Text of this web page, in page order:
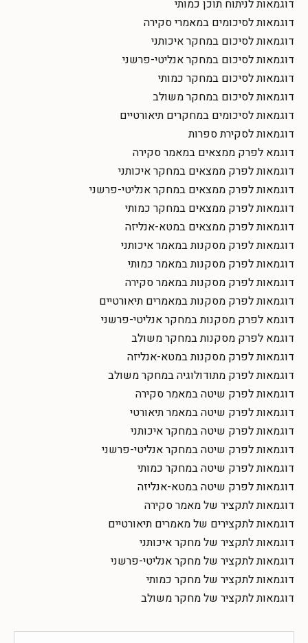
דוגמאות לניתוח תוכן כמותי
דוגמאות לסיכומים במאמרי סקירה
דוגמאות לסיכום במחקר איכותני
דוגמאות לסיכום במחקר אנליטי-פרשני
דוגמאות לסיכום במחקר כמותי
דוגמאות לסיכום במחקר משולב
דוגמאות לסיכומים במחקרים תיאורטיים
דוגמאות לסקירת ספרות
דוגמא לפרק ממצאים במאמר סקירה
דוגמאות לפרק ממצאים במחקר איכותני
דוגמאות לפרק ממצאים במחקר אנליטי-פרשני
דוגמאות לפרק ממצאים במחקר כמותי
דוגמאות לפרק ממצאים במטא-אנליזה
דוגמאות לפרק מסקנות במאמר איכותני
דוגמאות לפרק מסקנות במאמר כמותי
דוגמאות לפרק מסקנות במאמר סקירה
דוגמאות לפרק מסקנות במאמרים תיאורטיים
דוגמא לפרק מסקנות במחקר אנליטי-פרשני
דוגמא לפרק מסקנות במחקר משולב
דוגמאות לפרק מסקנות במטא-אנליזה
דוגמאות לפרק מתודולוגיה במחקר משולב
דוגמאות לפרק שיטה במאמר סקירה
דוגמאות לפרק שיטה במאמר תיאורטי
דוגמאות לפרק שיטה במחקר איכותני
דוגמאות לפרק שיטה במחקר אנליטי-פרשני
דוגמאות לפרק שיטה במחקר כמותי
דוגמאות לפרק שיטה במטא-אנליזה
דוגמאות לתקציר של מאמר סקירה
דוגמאות לתקצירים של מאמרים תיאורטיים
דוגמאות לתקציר של מחקר איכותני
דוגמאות לתקציר של מחקר אנליטי-פרשני
דוגמאות לתקציר של מחקר כמותי
דוגמאות לתקציר של מחקר משולב